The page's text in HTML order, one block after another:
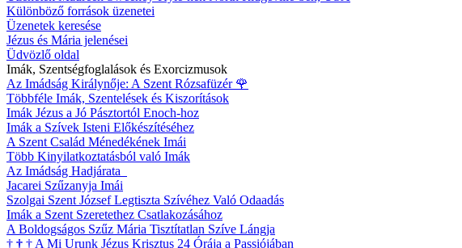
Különböző források üzenetei
Üzenetek keresése
Jézus és Mária jelenései
Üdvözlő oldal
Imák, Szentségfoglalások és Exorcizmusok
Az Imádság Királynője: A Szent Rózsafüzér 🌹
Többféle Imák, Szentelések és Kiszorítások
Imák Jézus a Jó Pásztortól Enoch-hoz
Imák a Szívek Isteni Előkészítéséhez
A Szent Család Ménedékének Imái
Több Kinyilatkoztatásból való Imák
Az Imádság Hadjárata
Jacarei Szűzanyja Imái
Szolgai Szent József Legtiszta Szívéhez Való Odaadás
Imák a Szent Szeretethez Csatlakozásához
A Boldogságos Szűz Mária Tisztítatlan Szíve Lángja
† † † A Mi Urunk Jézus Krisztus 24 Órája a Passiójában